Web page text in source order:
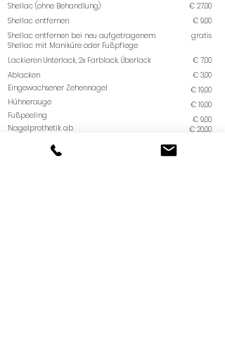
Shellac (ohne Behandlung)
Shellac entfernen
Shellac entfernen bei neu aufgetragenem
Shellac mit Maniküre oder Fußpflege
Lackieren Unterlack, 2x Farblack, Überlack
Ablacken
Eingewachsener Zehennagel
Hühnerauge
Fußpeeling
Nagelprothetik ab
Sanfte Nagelkorrektur:
€ 27,00
€ 9,00
gratis
€ 7,00
€ 3,00
€ 19,00
€ 19,00
€ 9,00
€ 20,00